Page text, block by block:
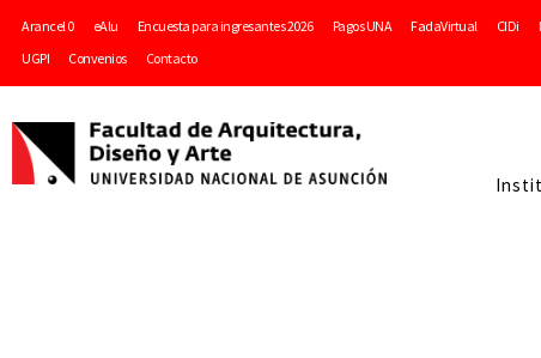
Arancel 0 eAlu Encuesta para ingresantes 2026 Pagos UNA FadaVirtual CIDi
UGPI
Convenios Contacto